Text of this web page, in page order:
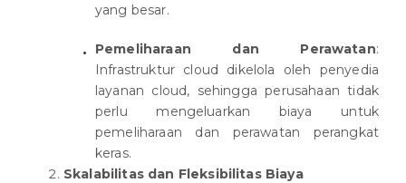
yang besar.
Pemeliharaan dan Perawatan:
Infrastruktur cloud dikelola oleh penyedia
layanan cloud, sehingga perusahaan tidak
perlu mengeluarkan biaya untuk
pemeliharaan dan perawatan perangkat
keras.
Skalabilitas dan Fleksibilitas Biaya